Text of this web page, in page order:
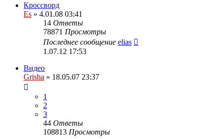
Кроссворд
Es » 4.01.08 03:41
14 Ответы
78871 Просмотры
Последнее сообщение elias
1.07.12 17:53
Видео
Grisha » 18.05.07 23:37
1
2
3
44 Ответы
108813 Просмотры